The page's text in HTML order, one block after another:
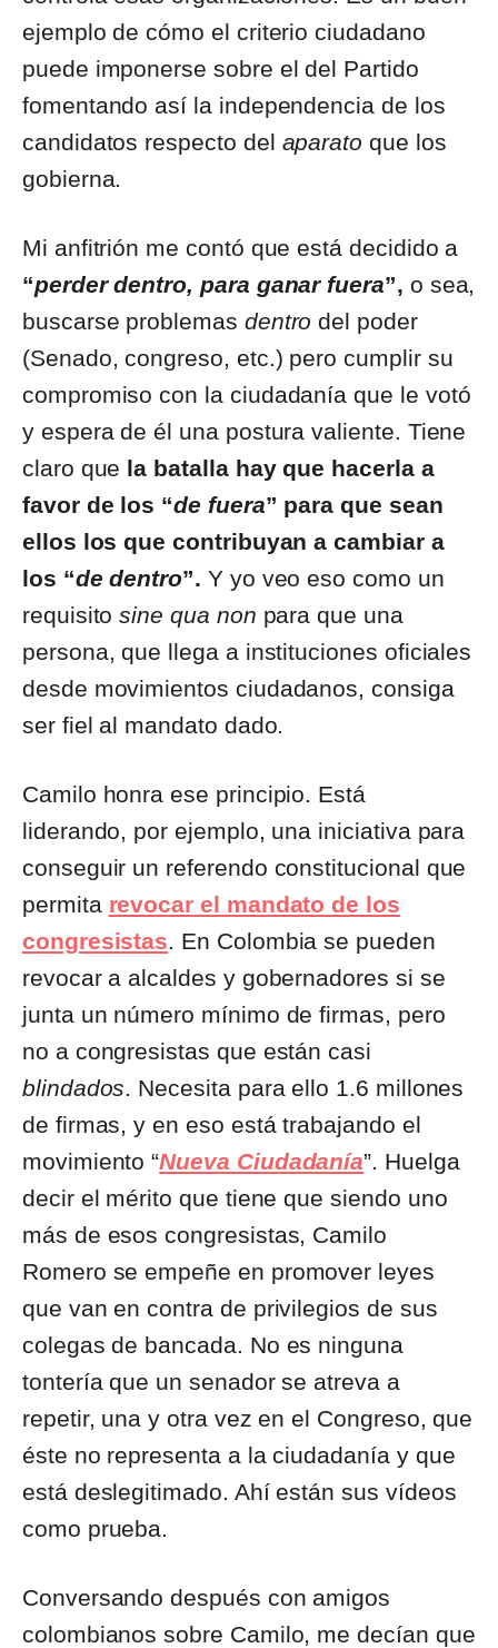
ejemplo de cómo el criterio ciudadano
puede imponerse sobre el del Partido
fomentando así la independencia de los
candidatos respecto del aparato que los
gobierna.
Mi anfitrión me contó que está decidido a
“perder dentro, para ganar fuera”, o sea,
buscarse problemas dentro del poder
(Senado, congreso, etc.) pero cumplir su
compromiso con la ciudadanía que le votó
y espera de él una postura valiente. Tiene
claro que la batalla hay que hacerla a
favor de los “de fuera” para que sean
ellos los que contribuyan a cambiar a
los “de dentro”. Y yo veo eso como un
requisitosine qua non para que una
persona, que llega a instituciones oficiales
desde movimientos ciudadanos, consiga
ser fiel al mandato dado.
Camilo honra ese principio. Está
liderando, por ejemplo, una iniciativa para
conseguir un referendo constitucional que
permita revocar el mandato de los
congresistas. En Colombia se pueden
revocar a alcaldes y gobernadores si se
junta un número mínimo de firmas, pero
no a congresistas que están casi
blindados. Necesita para ello 1.6 millones
de firmas, y en eso está trabajando el
movimiento “Nueva Ciudadanía”. Huelga
decir el mérito que tiene que siendo uno
más de esos congresistas, Camilo
Romero se empeñe en promover leyes
que van en contra de privilegios de sus
colegas de bancada. No es ninguna
tontería que un senador se atreva a
repetir, una y otra vez en el Congreso, que
éste no representa a la ciudadanía y que
está deslegitimado. Ahí están sus vídeos
como prueba.
Conversando después con amigos
colombianos sobre Camilo, me decían que